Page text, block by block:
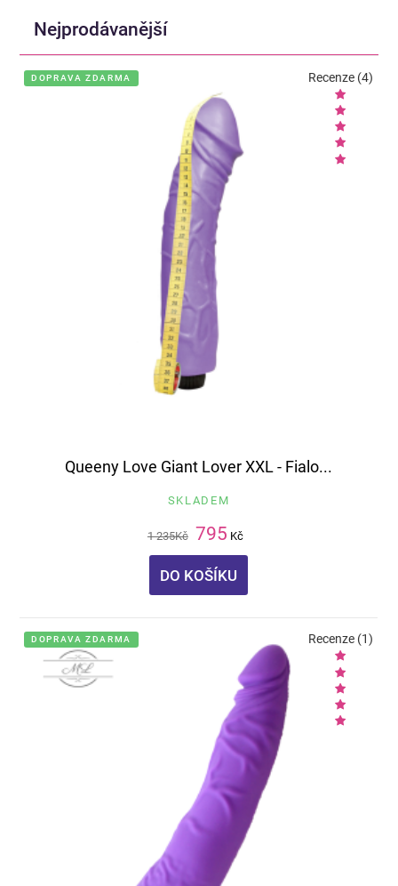
Nejprodávanější
DOPRAVA ZDARMA
Queeny Love Giant Lover XXL - Fialo...
SKLADEM
1 235Kč 795 Kč
DO KOŠÍKU
Recenze (4)
DOPRAVA ZDARMA Recenze (1)